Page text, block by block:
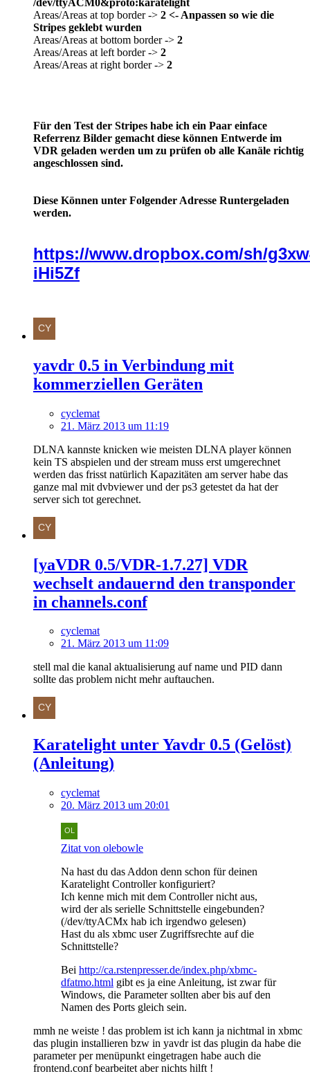
Areas/Areas at top border -> 2 <- Anpassen so wie die
Stripes geklebt wurden
Areas/Areas at bottom border -> 2
Areas/Areas at left border -> 2
Areas/Areas at right border -> 2
Für den Test der Stripes habe ich ein Paar einface
Referrenz Bilder gemacht diese können Entwerde im
VDR geladen werden um zu prüfen ob alle Kanäle richtig
angeschlossen sind.
Diese Können unter Folgender Adresse Runtergeladen
werden.
https://www.dropbox.com/sh/
iHi5Zf
yavdr 0.5 in Verbindung mit
kommerziellen Geräten
cyclemat
21. März 2013 um 11:19
DLNA kannste knicken wie meisten DLNA player können
kein TS abspielen und der stream muss erst umgerechnet
werden das frisst natürlich Kapazitäten am server habe das
ganze mal mit dvbviewer und der ps3 getestet da hat der
server sich tot gerechnet.
[yaVDR 0.5/VDR-1.7.27] VDR
wechselt andauernd den transponder
in channels.conf
cyclemat
21. März 2013 um 11:09
stell mal die kanal aktualisierung auf name und PID dann
sollte das problem nicht mehr auftauchen.
Karatelight unter Yavdr 0.5 (Gelöst)
(Anleitung)
cyclemat
20. März 2013 um 20:01
Zitat von olebowle
Na hast du das Addon denn schon für deinen
Karatelight Controller konfiguriert?
Ich kenne mich mit dem Controller nicht aus,
wird der als serielle Schnittstelle eingebunden?
(/dev/ttyACMx hab ich irgendwo gelesen)
Hast du als xbmc user Zugriffsrechte auf die
Schnittstelle?
Bei http://ca.rstenpresser.de/index.php/xbmc-
dfatmo.html gibt es ja eine Anleitung, ist zwar für
Windows, die Parameter sollten aber bis auf den
Namen des Ports gleich sein.
mmh ne weiste ! das problem ist ich kann ja nichtmal in xbmc
das plugin installieren bzw in yavdr ist das plugin da habe die
parameter per menüpunkt eingetragen habe auch die
frontend.conf bearbeitet aber nichts hilft !